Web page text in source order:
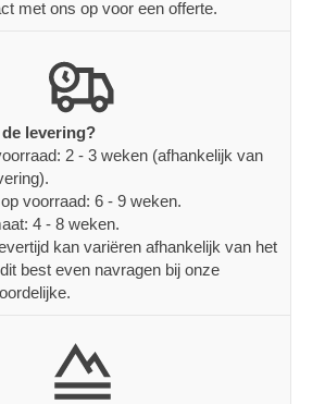
met ons op voor een offerte.
levering?
2 - 3 weken (afhankelijk van
voorraad: 6 - 9 weken.
4 - 8 weken.
kan variëren afhankelijk van het
best even navragen bij onze